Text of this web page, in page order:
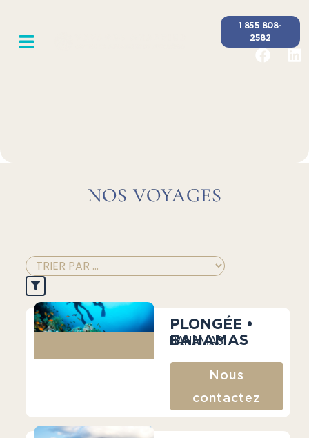
1 855 808-
2582
NOS VOYAGES
PLONGÉE •
BAHAMAS
BAHAMAS
Nous
contactez